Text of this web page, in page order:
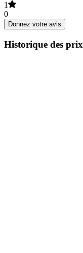
1
0
Donnez votre avis
Historique des prix